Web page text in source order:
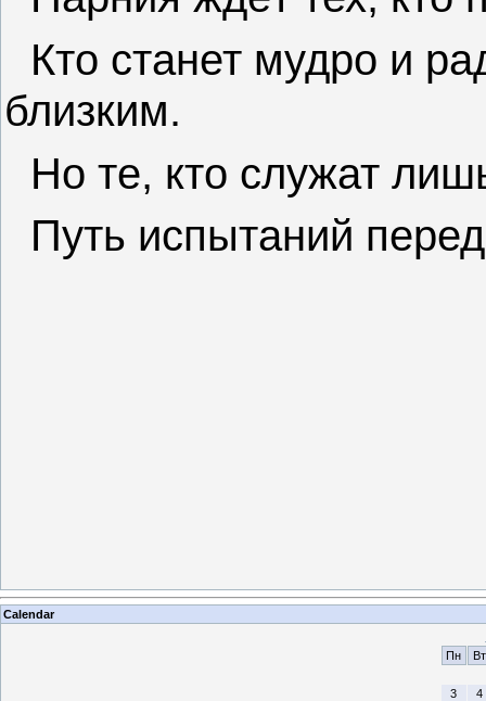
Кто станет мудро и
близким.
Но те, кто служат
Путь испытаний
Calendar
Пн
Вт
3
4